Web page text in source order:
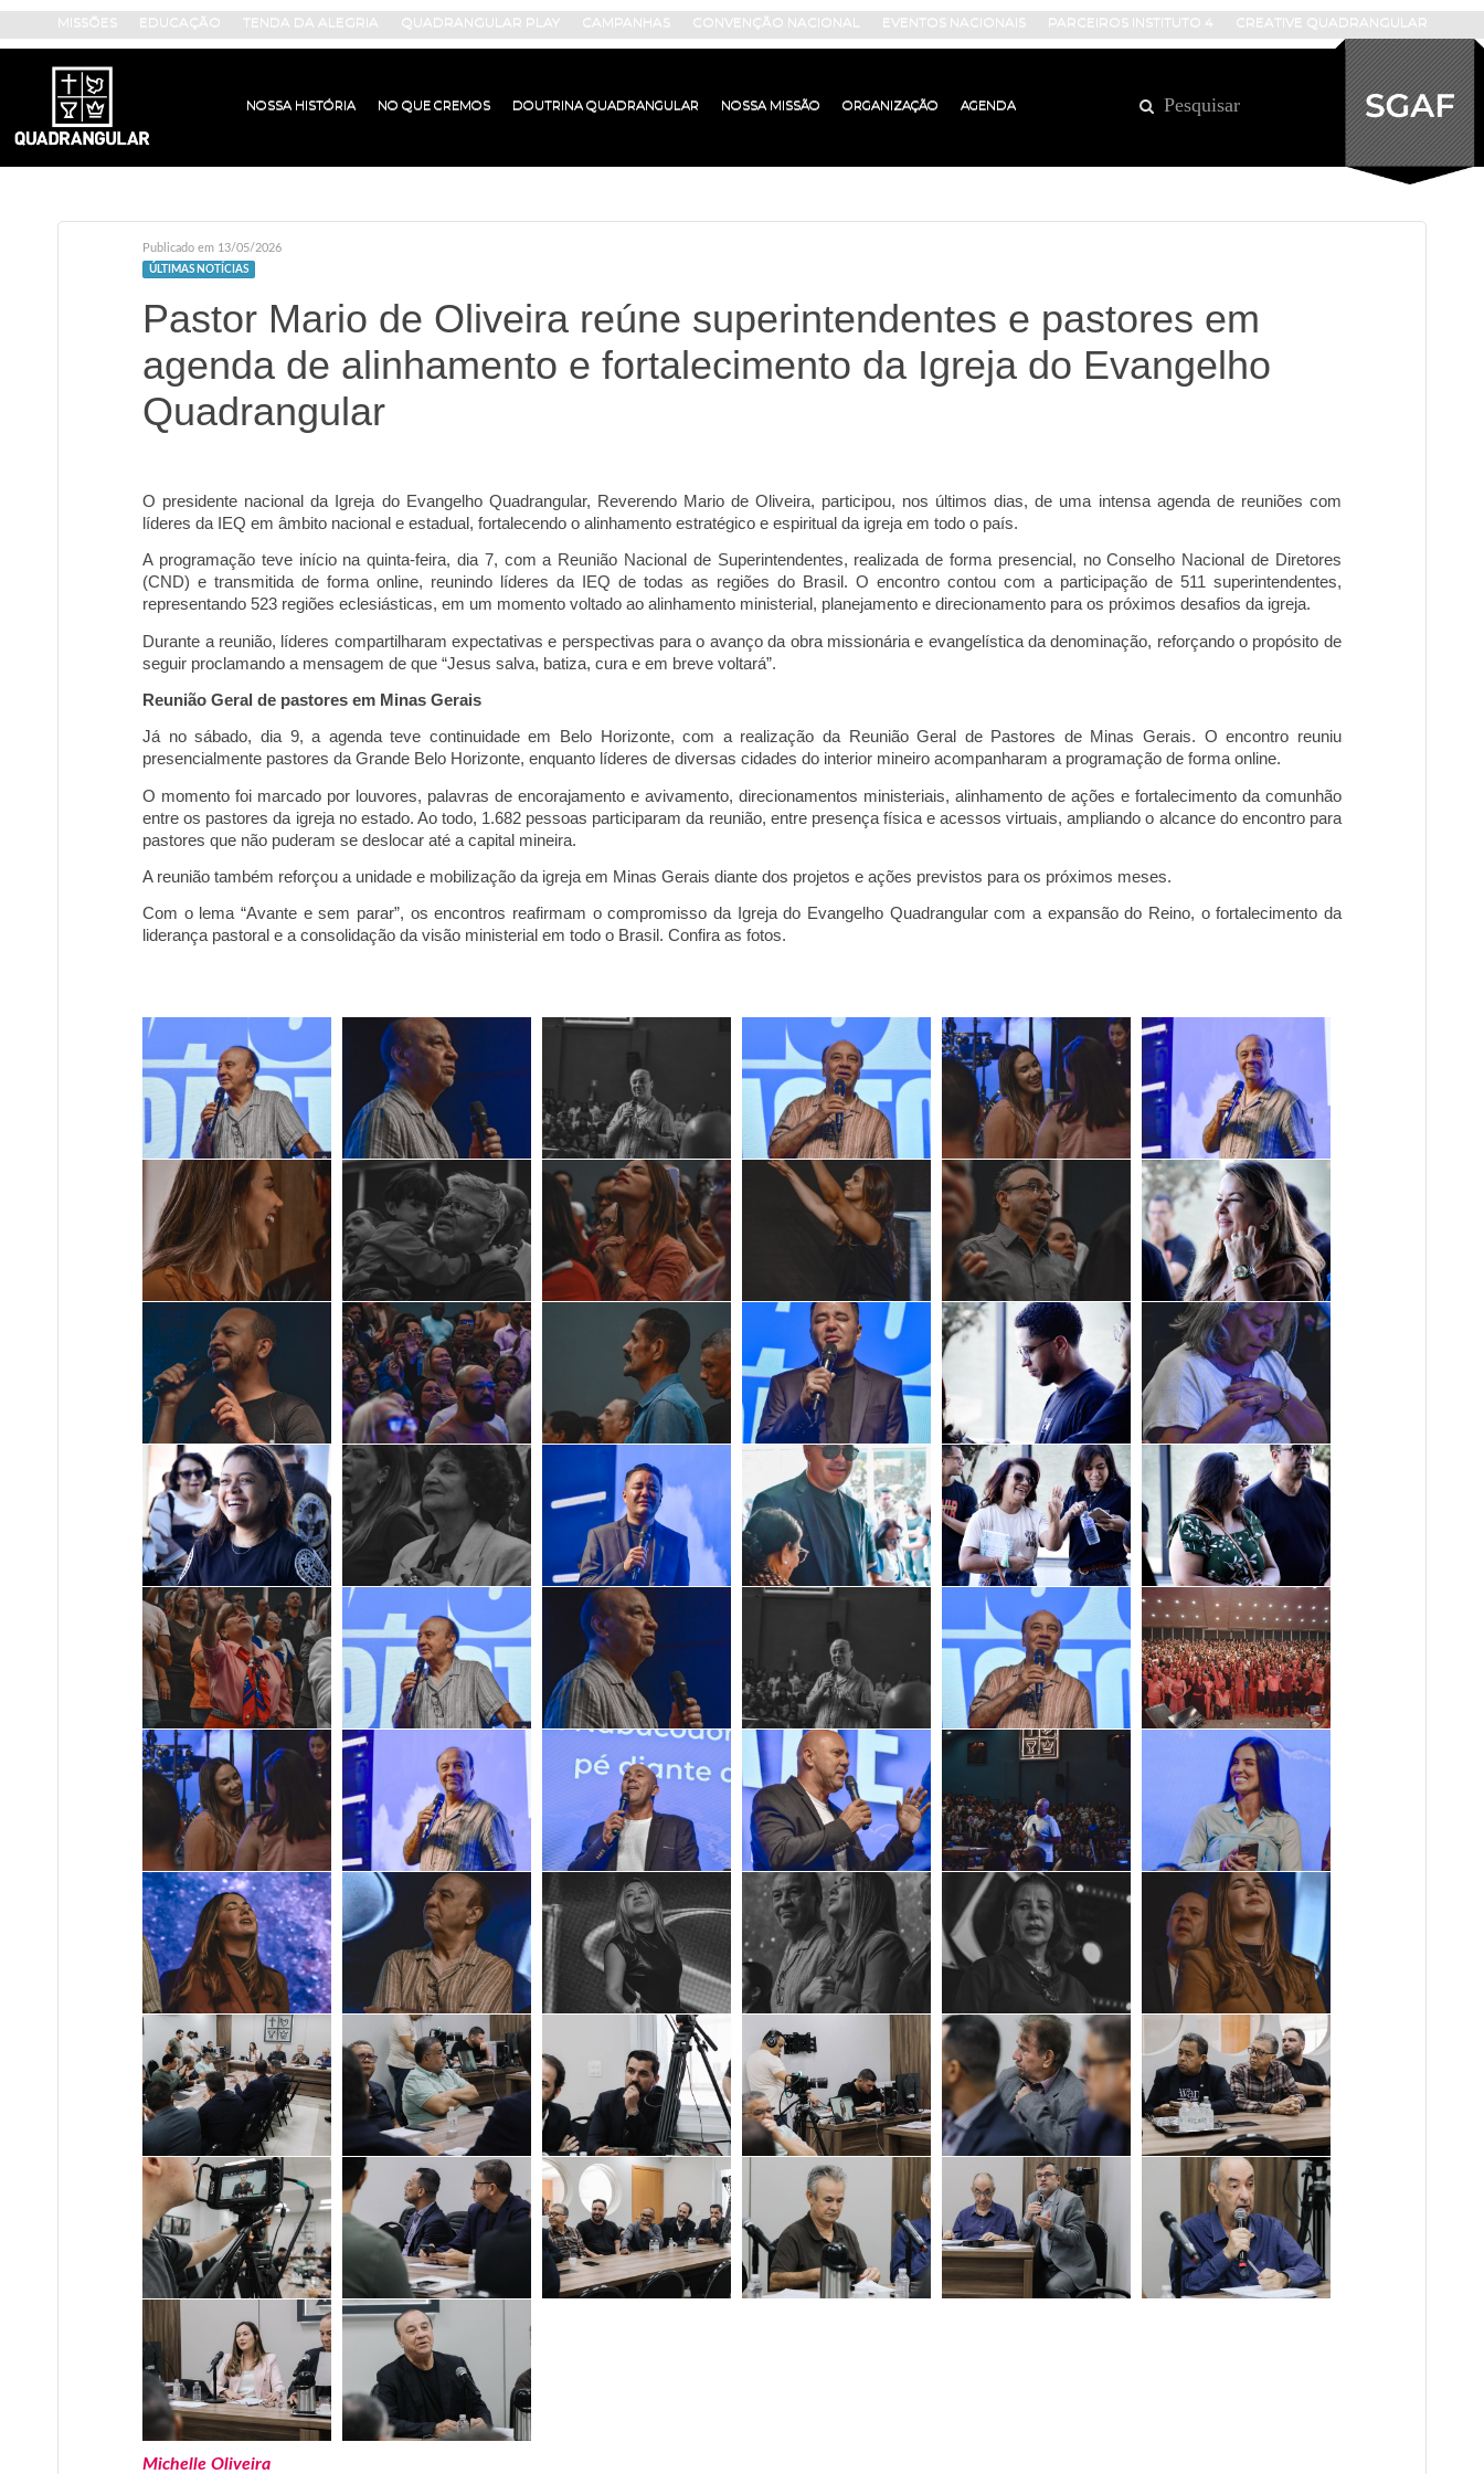
MISSÕES EDUCAÇÃO TENDA DA ALEGRIA QUADRANGULAR PLAY CAMPANHAS CONVENÇÃO NACIONAL EVENTOS NACIONAIS PARCEIROS INSTITUTO 4 CREATIVE QUADRANGULAR
NOSSA HISTÓRIA NO QUE CREMOS DOUTRINA QUADRANGULAR NOSSA MISSÃO ORGANIZAÇÃO AGENDA
Publicado em 13/05/2026
ÚLTIMAS NOTÍCIAS
Pastor Mario de Oliveira reúne superintendentes e pastores em
agenda de alinhamento e fortalecimento da Igreja do Evangelho
Quadrangular
O presidente nacional da Igreja do Evangelho Quadrangular, Reverendo Mario de Oliveira, participou, nos últimos dias, de uma intensa agenda de reuniões com
líderes da IEQem âmbito nacional e estadual ,fortalecendo o alinhamento estratégico e espiritual da igreja em todo o país.
A programação teve início na quinta-feira, dia 7, com a Reunião Nacional de Superintendentes, realizada de forma presencial, no Conselho Nacional de Diretores
(CND)e transmitida de forma online, reunindo l íderes da IEQ de todas as regiões do Brasil. O encontro contou com a participação de 511 superintendentes,
representando 523 regiões eclesiásticas, em um momento voltado ao alinhamento ministerial, planejamento e direcionamento para os próximos desafios da igreja.
Durante a reunião, líderes compartilharam expectativas e perspectivas para o avanço da obra missionária e evangelística da denominação, reforçando o propósito de
seguir proclamando a mensagem de que “Jesus salva, batiza, cura e em breve voltará”.
Reunião Geral de pastores em Minas Gerais
Já no sábado, dia 9, a agenda teve continuidade em Belo Horizonte, com a realização da Reunião Geral de Pastores de Minas Gerais. O encontro reuniu
presencialmente pastores da Grande Belo Horizonte, enquanto líderes de diversas cidades do interior mineiro acompanharam a programação de forma online.
O momento foi marcado por louvores, palavras de encorajamento e avivamento, direcionamentos ministeriais, alinhamento de ações e fortalecimento da comunhão
entre os pastores da igreja no estado. Ao todo, 1.682 pessoas participaram da reunião, entre presença física e acessos virtuais, ampliando o alcance do encontro para
pastores que não puderam se deslocar até a capital mineira.
A reunião também reforçou a unidade e mobilização da igreja em Minas Gerais diante dos projetos e ações previstos para os próximos meses.
Com o lema “Avante e sem parar”, os encontros reafirmam o compromisso da Igreja do Evangelho Quadrangular com a expansão do Reino, o fortalecimento da
liderança pastoral e a consolidação da visão ministerial em todo o Brasil. Confira as fotos.
Michelle Oliveira